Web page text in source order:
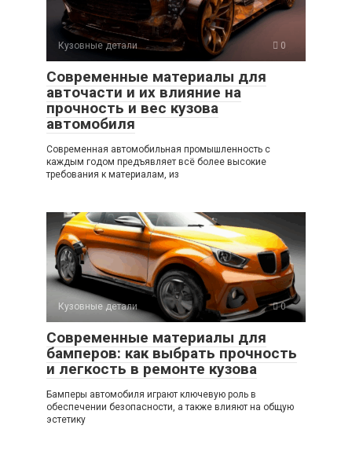
Кузовные детали 0
Современные материалы для
авточасти и их влияние на
прочность и вес кузова
автомобиля
Современная автомобильная промышленность с
каждым годом предъявляет всё более высокие
требования к материалам, из
Кузовные детали 0
Современные материалы для
бамперов: как выбрать прочность
и легкость в ремонте кузова
Бамперы автомобиля играют ключевую роль в
обеспечении безопасности, а также влияют на общую
эстетику